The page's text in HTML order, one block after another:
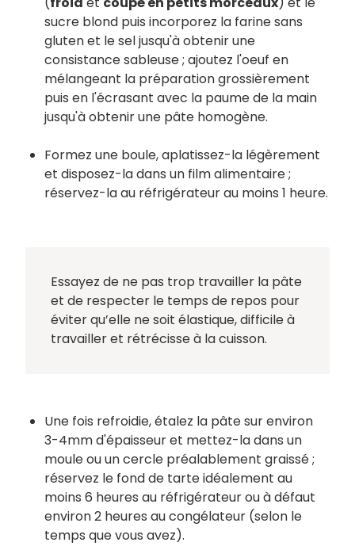
sucre blond puis incorporez la farine sans
gluten et le sel jusqu'à obtenir une
consistance sableuse ; ajoutez l'oeuf en
mélangeant la préparation grossièrement
puis en l'écrasant avec la paume de la main
jusqu'à obtenir une pâte homogène.
Formez une boule, aplatissez-la légèrement
et disposez-la dans un film alimentaire ;
réservez-la au réfrigérateur au moins 1 heure.
Essayez de ne pas trop travailler la pâte
et de respecter le temps de repos pour
éviter qu’elle ne soit élastique, difficile à
travailler et rétrécisse à la cuisson.
Une fois refroidie, étalez la pâte sur environ
3-4mm d'épaisseur et mettez-la dans un
moule ou un cercle préalablement graissé ;
réservez le fond de tarte idéalement au
moins 6 heures au réfrigérateur ou à défaut
environ 2 heures au congélateur (selon le
temps que vous avez).